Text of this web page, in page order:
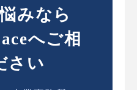
みなら
へご相
さい